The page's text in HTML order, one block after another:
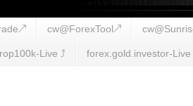
cw@ForexTool↗
Live ⤴︎ forex.gold.investor-Live